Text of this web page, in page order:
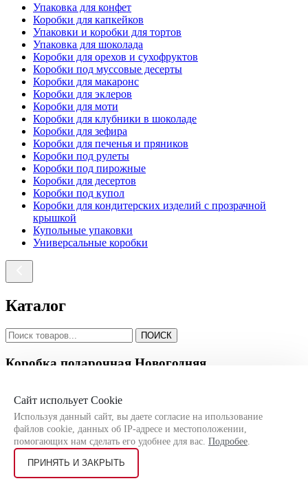
Сайт испольует Cookie
Используя данный сайт, вы даете согласие на ипользование
файлов cookie, данных об IP-адресе и местоположении,
помогающих нам сделать его удобнее для вас. Подробее.
ПРИНЯТЬ И ЗАКРЫТЬ
Упаковка для конфет
Коробки для капкейков
Упаковки и коробки для тортов
Упаковка для шоколада
Коробки для орехов и сухофруктов
Коробки под муссовые десерты
Коробки для макаронс
Коробки для эклеров
Коробки для моти
Коробки для клубники в шоколаде
Коробки для зефира
Коробки для печенья и пряников
Коробки под рулеты
Коробки под пирожные
Коробки для десертов
Коробки под купол
Коробки для кондитерских изделий с прозрачной
крышкой
Купольные упаковки
Универсальные коробки
Каталог
ПОИСК
Коробка подарочная Новогодняя
Новогодние подарочные коробки 200-500 гр
Новогодние подарочные коробки 700-1000 гр
Новогодние подарочные коробки детские
Новогодние подарочные коробки с символом года
Новогодние подарочные коробки универсальные
Новогодняя кондитерская упаковка